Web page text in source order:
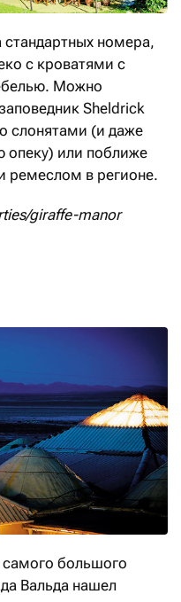
номера,
с кроватями с
Можно
Sheldrick
слонятами (и даже
опеку) или поближе
ремеслом в регионе.
giraffe-manor
самого большого
Вальда нашел